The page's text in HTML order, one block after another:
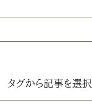
タグから記事を選択